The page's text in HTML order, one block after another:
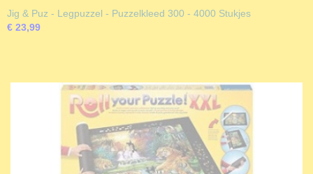
Jig & Puz - Legpuzzel - Puzzelkleed 300 - 4000 Stukjes
€ 23,99